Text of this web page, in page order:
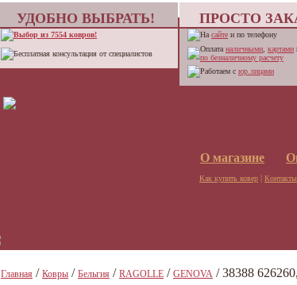
УДОБНО ВЫБРАТЬ! ПРОСТО
Выбор из 7554 ковров!
Бесплатная консультация от специалистов
На сайте и по телефону
Оплата наличными картами
по безналичному расчету
Работаем с юр.лицами
О магазине
Как купить ковер | Контакты
Главная / Ковры / Бельгия / RAGOLLE / GENOVA / 38388